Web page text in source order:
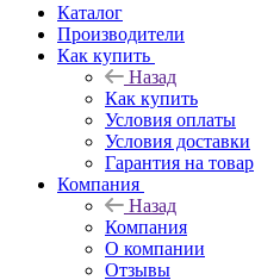
Каталог
Производители
Как купить
Назад
Как купить
Условия оплаты
Условия доставки
Гарантия на товар
Компания
Назад
Компания
О компании
Отзывы